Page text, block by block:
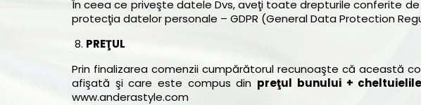
În ceea ce priveşte datele Dvs, aveţi toate drepturile conferite de
protecţia datelor personale – GDPR (General Data Protection
PREŢUL
Prin finalizarea comenzii cumpărătorul recunoaşte că această
afişată şi care este compus din preţul bunului +
www.anderastyle.com